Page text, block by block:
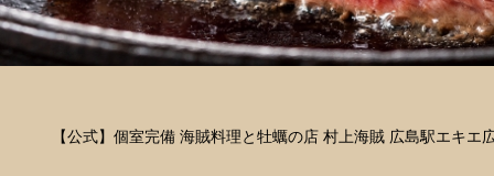
【公式】個室完備 海賊料理と牡蠣の店 村上海賊 広島駅エキエ